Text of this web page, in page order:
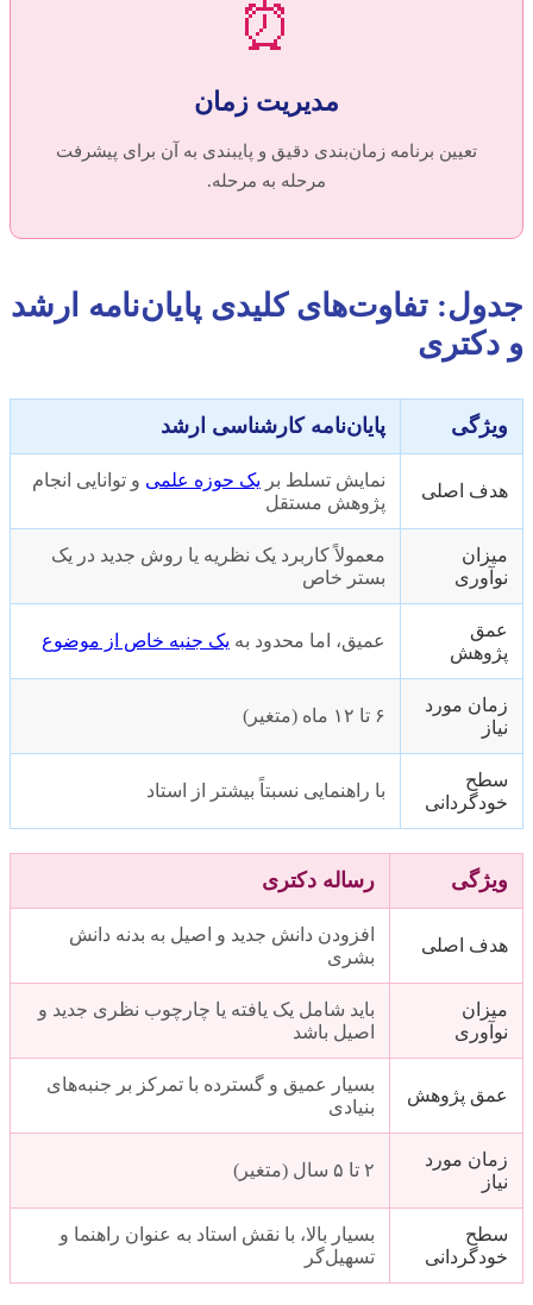
⏰
مدیریت زمان
تعیین برنامه زمان‌بندی دقیق و پایبندی به آن برای پیشرفت
مرحله به مرحله.
جدول: تفاوت‌های کلیدی پایان‌نامه ارشد
و دکتری
ویژگی پایان‌نامه کارشناسی ارشد
هدف اصلی
نمایش تسلط بر یک حوزه علمی و توانایی انجام
پژوهش مستقل
میزان
نوآوری
معمولاً کاربرد یک نظریه یا روش جدید در یک
بستر خاص
عمق
پژوهش
عمیق، اما محدود به یک جنبه خاص از موضوع
زمان مورد
نیاز
۶ تا ۱۲ ماه (متغیر)
سطح
خودگردانی
با راهنمایی نسبتاً بیشتر از استاد
ویژگی رساله دکتری
هدف اصلی
افزودن دانش جدید و اصیل به بدنه دانش
بشری
میزان
نوآوری
باید شامل یک یافته یا چارچوب نظری جدید و
اصیل باشد
عمق پژوهش
بسیار عمیق و گسترده با تمرکز بر جنبه‌های
بنیادی
زمان مورد
نیاز
۲ تا ۵ سال (متغیر)
سطح
خودگردانی
بسیار بالا، با نقش استاد به عنوان راهنما و
تسهیل‌گر